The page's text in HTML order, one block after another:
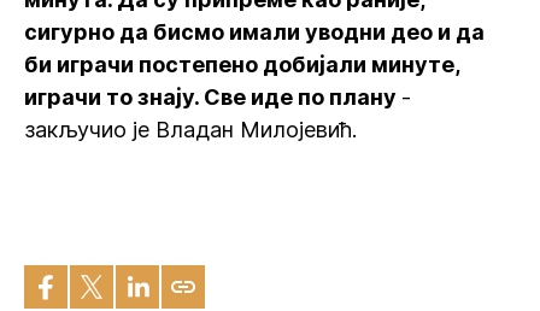
сигурно да бисмо имали уводни део и да
би играчи постепено добијали минуте,
играчи то знају. Све иде по плану -
закључио је Владан Милојевић.